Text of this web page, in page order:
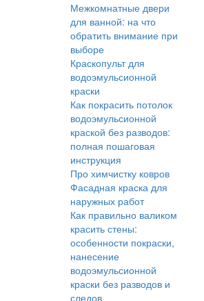
Межкомнатные двери
для ванной: на что
обратить внимание при
выборе
Краскопульт для
водоэмульсионной
краски
Как покрасить потолок
водоэмульсионной
краской без разводов:
полная пошаговая
инструкция
Про химчистку ковров
Фасадная краска для
наружных работ
Как правильно валиком
красить стены:
особенности покраски,
нанесение
водоэмульсионной
краски без разводов и
следов